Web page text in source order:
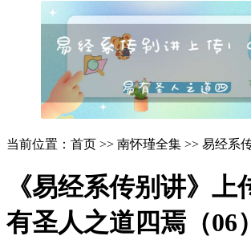
当前位置：首页 >> 南怀瑾全集 >> 易经系
《易经系传别讲》上
有圣人之道四焉（06）